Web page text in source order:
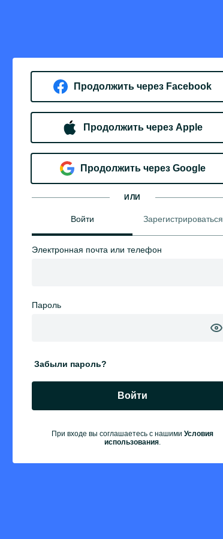
Продолжить через Facebook
Продолжить через Apple
Продолжить через Google
ИЛИ
Войти Зарегистрироваться
Электронная почта или телефон
Пароль
Забыли пароль?
Войти
При входе вы соглашаетесь с нашими Условия
использования.